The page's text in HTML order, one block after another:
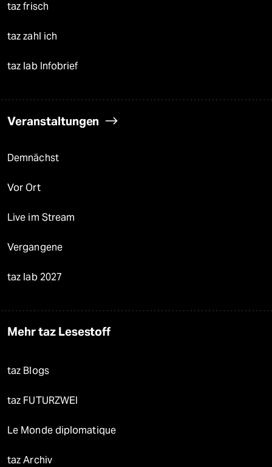
taz frisch
taz zahl ich
taz lab Infobrief
Veranstaltungen
Demnächst
Vor Ort
Live im Stream
Vergangene
taz lab 2027
Mehr taz Lesestoff
taz Blogs
taz FUTURZWEI
Le Monde diplomatique
taz Archiv